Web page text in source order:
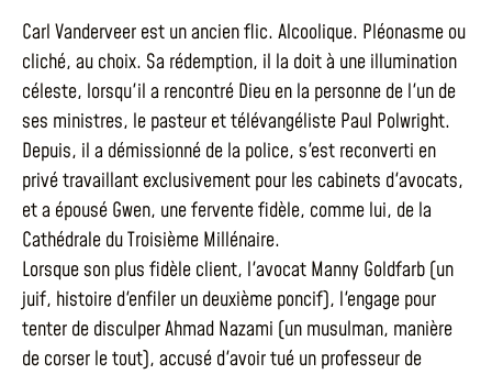
Carl Vanderveer est un ancien flic. Alcoolique. Pléonasme ou
cliché, au choix. Sa rédemption, il la doit à une illumination
céleste, lorsqu'il a rencontré Dieu en la personne de l'un de
ses ministres, le pasteur et télévangéliste Paul Polwright.
Depuis, il a démissionné de la police, s'est reconverti en
privé travaillant exclusivement pour les cabinets d'avocats,
et a épousé Gwen, une fervente fidèle, comme lui, de la
Cathédrale du Troisième Millénaire.
Lorsque son plus fidèle client, l'avocat Manny Goldfarb (un
juif, histoire d'enfiler un deuxième poncif), l'engage pour
tenter de disculper Ahmad Nazami (un musulman, manière
de corser le tout), accusé d'avoir tué un professeur de